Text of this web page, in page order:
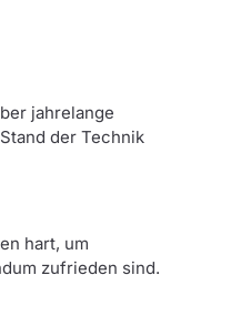
jahrelange
der Technik
hart, um
zufrieden sind.